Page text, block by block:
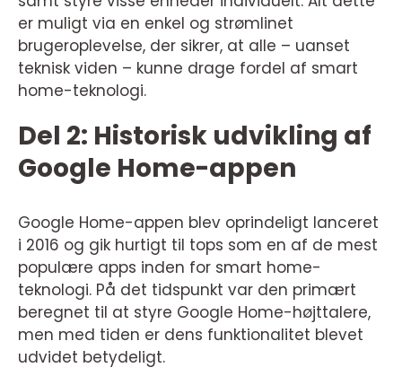
er muligt via en enkel og strømlinet
brugeroplevelse, der sikrer, at alle – uanset
teknisk viden – kunne drage fordel af smart
home-teknologi.
Del 2: Historisk udvikling af
Google Home-appen
Google Home-appen blev oprindeligt lanceret
i 2016 og gik hurtigt til tops som en af de mest
populære apps inden for smart home-
teknologi. På det tidspunkt var den primært
beregnet til at styre Google Home-højttalere,
men med tiden er dens funktionalitet blevet
udvidet betydeligt.